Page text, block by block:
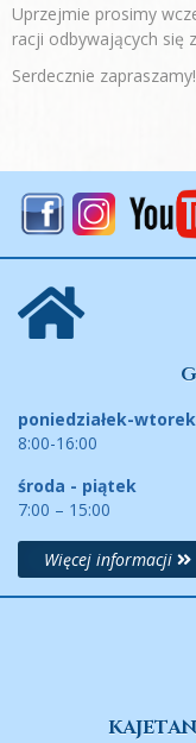
poniedziałek-wtorek
8:00-16:00
środa - piątek
7:00 – 15:00
Więcej informacji
Uprzejmie prosimy
racji odbywających się
Serdecznie zapraszamy!